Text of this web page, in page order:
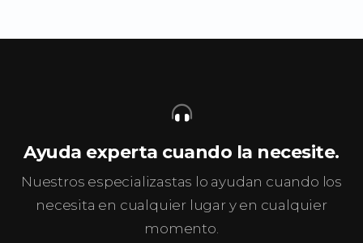
Ayuda experta cuando la necesite.
Nuestros especializastas lo ayudan cuando los
necesita en cualquier lugar y en cualquier
momento.